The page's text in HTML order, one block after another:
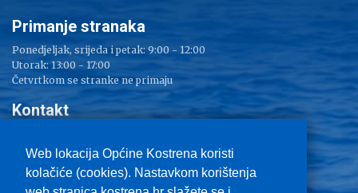
Web lokacija Općine Kostrena koristi
kolačiće (cookies). Nastavkom korištenja
Primanje stranaka
Ponedjeljak, srijeda i petak: 9:00 - 12:00
Utorak: 13:00 - 17:00
Četvrtkom se stranke ne primaju
Kontakt
Tel: 051/ 209 000
Fax: 051/ 289 400
E-mail:kostrena@kostrena.hr